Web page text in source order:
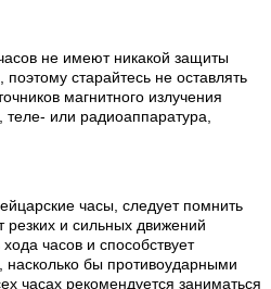
не имеют никакой защиты
поэтому старайтесь не оставлять
магнитного излучения
или радиоаппаратура,
часы, следует помнить
резких и сильных движений
часов и способствует
бы противоударными
часах рекомендуется заниматься